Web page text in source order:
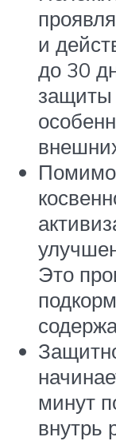
и
до 30
защиты
Это
минут
внутрь